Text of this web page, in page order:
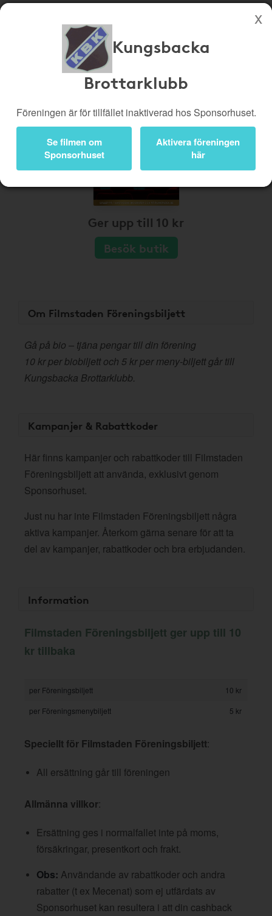
Köp genom denna sida stöttar Kungsbacka Brottarklubb
Butiker
Bli medlem
Logga in
Kungsbacka
Brottarklubb
Föreningen är för tillfället inaktiverad hos Sponsorhuset.
Se filmen om
Sponsorhuset
Aktivera föreningen
här
Ger upp till 10 kr
Besök butik
Om Filmstaden Föreningsbiljett
Gå på bio – tjäna pengar till din förening
10 kr per biobiljett och 5 kr per meny-biljett går till
Kungsbacka Brottarklubb.
Kampanjer & Rabattkoder
Här finns kampanjer och rabattkoder till Filmstaden
Föreningsbiljett att använda, exklusivt genom
Sponsorhuset.
Just nu har inte Filmstaden Föreningsbiljett några
aktiva kampanjer. Återkom gärna senare för att ta
del av kampanjer, rabattkoder och bra erbjudanden.
Information
Filmstaden Föreningsbiljett ger upp till 10
kr tillbaka
per Föreningsbiljett
10 kr
per Föreningsmenybiljett
5 kr
Speciellt för Filmstaden Föreningsbiljett:
All ersättning går till föreningen
Allmänna villkor:
Ersättning ges i normalfallet inte på moms,
försäkringar, presentkort och frakt.
Obs: Användande av rabattkoder och andra
rabatter (t ex Mecenat) som ej utfärdats av
Sponsorhuset kan resultera i att din cashback